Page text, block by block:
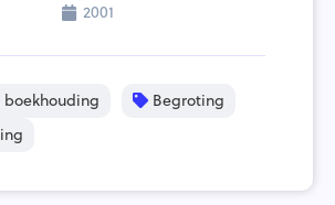
2001
Begroting